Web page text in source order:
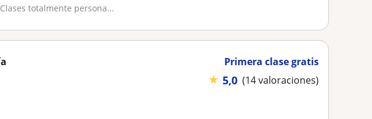
totalmente persona...
Primera clase gratis
★ 5,0 (14 valoraciones)